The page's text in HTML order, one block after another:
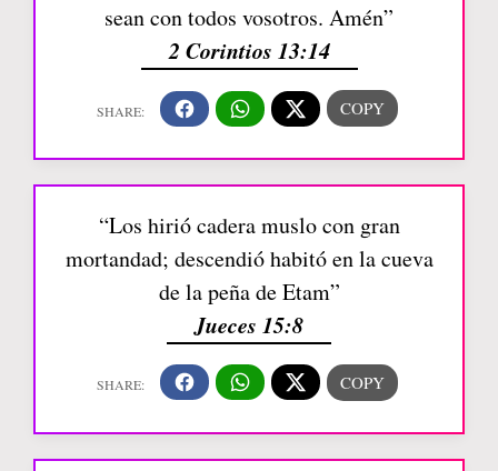
sean con todos vosotros. Amén”
2 Corintios 13:14
“Los hirió cadera muslo con gran
mortandad; descendió habitó en la cueva
de la peña de Etam”
Jueces 15:8